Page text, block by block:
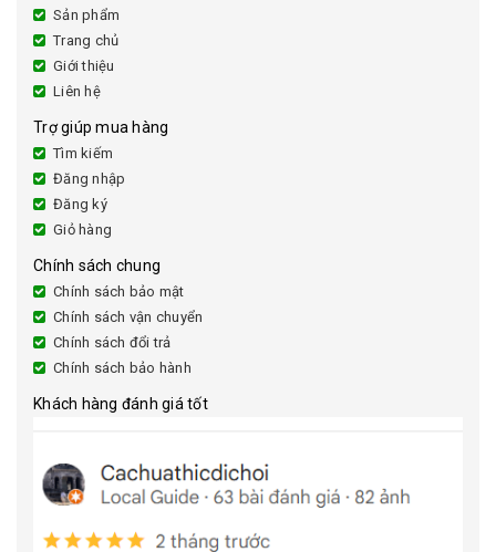
Sản phẩm
Trang chủ
Giới thiệu
Liên hệ
Trợ giúp mua hàng
Tìm kiếm
Đăng nhập
Đăng ký
Giỏ hàng
Chính sách chung
Chính sách bảo mật
Chính sách vận chuyển
Chính sách đổi trả
Chính sách bảo hành
Khách hàng đánh giá tốt